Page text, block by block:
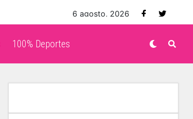
6 agosto, 2026
100% Deportes